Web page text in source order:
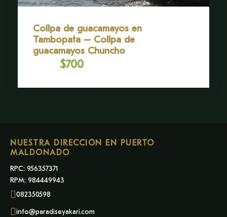
Collpa de guacamayos en
Tambopata – Collpa de
guacamayos Chuncho
$700
NUESTRA DIRECCIÓN EN PUERTO
MALDONADO
RPC: 956357371
RPM: 984449943
082350598
info@paradiseyakari.com